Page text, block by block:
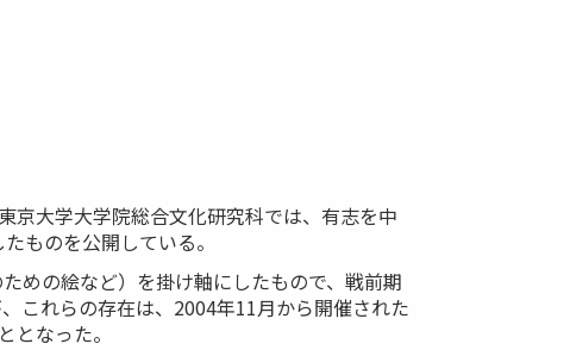
京大学大学院総合文化研究科では、有志を中
ものを公開している。
めの絵など）を掛け軸にしたもので、戦前期
これらの存在は、2004年11月から開催された
となった。